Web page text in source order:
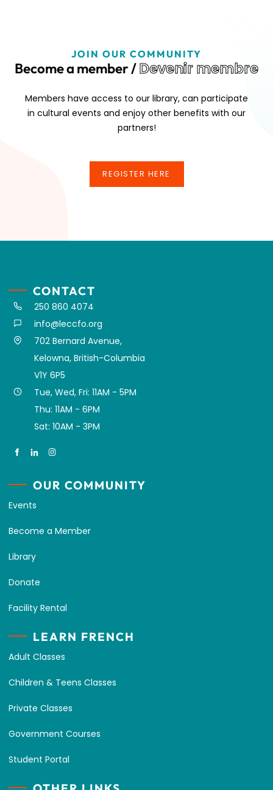
JOIN OUR COMMUNITY
Become a member /Devenir membre
Members have access to our library, can participate
in cultural events and enjoy other benefits with our
partners!
REGISTER HERE
CONTACT
250 860 4074
info@leccfo.org
702 Bernard Avenue,
Kelowna, British-Columbia
V1Y 6P5
Tue, Wed, Fri: 11AM - 5PM
Thu: 11AM - 6PM
Sat: 10AM - 3PM
OUR COMMUNITY
Events
Become a Member
Library
Donate
Facility Rental
LEARN FRENCH
Adult Classes
Children & Teens Classes
Private Classes
Government Courses
Student Portal